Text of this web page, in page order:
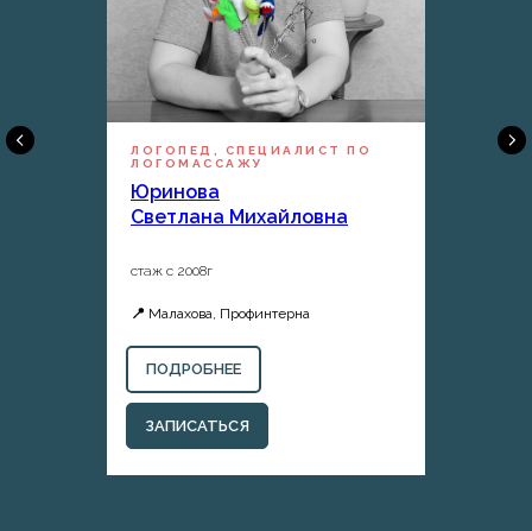
ЛОГОПЕД, СПЕЦИАЛИСТ ПО
ЛОГОМАССАЖУ
Юринова
Светлана Михайловна
стаж с 2008г
📍 Малахова, Профинтерна
ПОДРОБНЕЕ
ЗАПИСАТЬСЯ